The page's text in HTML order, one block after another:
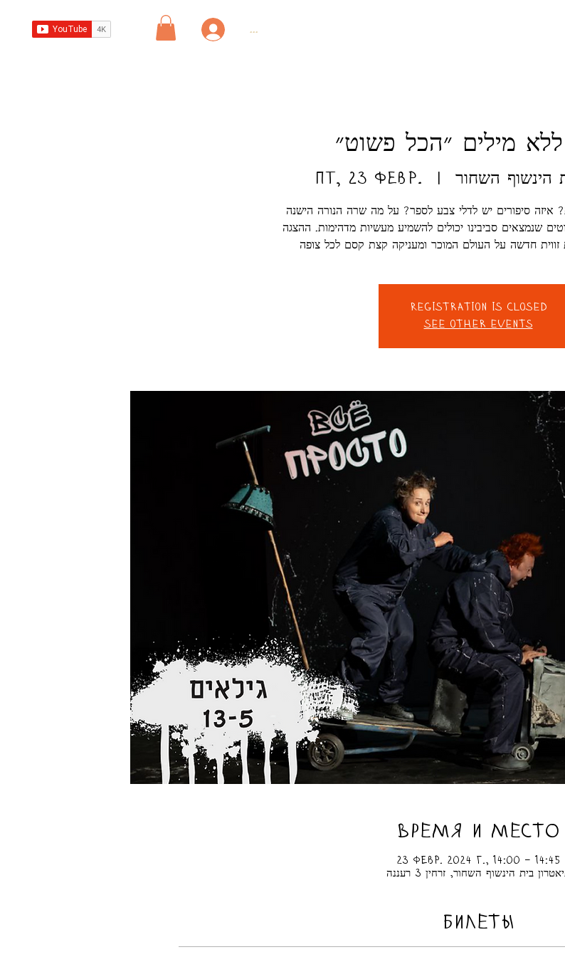
...
מילים ״הכל פשוט״
пт, 23 февр.
  |
הינשוף השחור
איזה סיפורים יש לדלי צבע לספר? על מה שרה הנורה הישנה?
שנמצאים סביבינו יכולים להשמיע מעשיות מדהימות. ההצגה
Registration is closed
See other events
ВРЕМЯ И МЕСТО
23 февр. 2024 г., 14:00 – 14:45
בית הינשוף השחור, זרחין 3 רעננה
БИЛЕТЫ